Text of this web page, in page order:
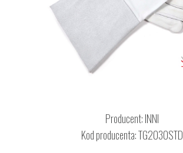
Producent:INNI
Kod producenta: TG2030STD